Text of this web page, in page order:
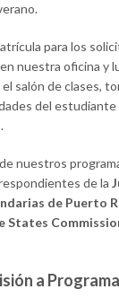
para los
nuestra oficina y
salón de clases,
del
nuestros
de la
de Puerto
States
a